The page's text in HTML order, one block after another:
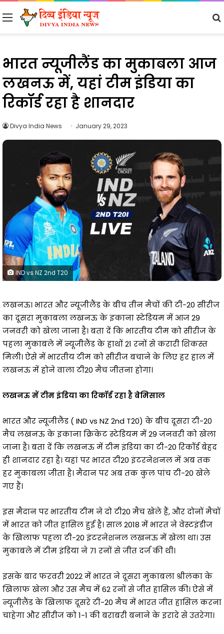
Menu
भारत न्यूजीलैंड का मुकाबला आज
लखनऊ में, यहां टीम इंडिया का
रिकॉर्ड रहा है शानदार
Divya India News January 29, 2023
IND vs NZ 2nd T20
लखनऊ। भारत और न्यूजीलैंड के बीच तीन मैचों की टी-20 सीरीज
का दूसरा मुकाबला लखनऊ के इकाना स्टेडियम में आज 29
जनवरी को खेला जाना है। बता दें कि भारतीय टीम को सीरीज के
पहला मुकाबले में न्यूजीलैंड के हाथों 21 रनों से करारी शिकस्त
मिली। ऐसे में भारतीय टीम को सीरीज बचाने के लिए हर हाल में
लखनऊ में होने वाला टी20 मैच जीतना होगा।
लखनऊ में टीम इंडिया का रिकॉर्ड रहा है बेमिसाल
भारत और न्यूजीलैंड ( IND vs NZ 2nd T20) के बीच दूसरा टी-20
मैच लखनऊ के इकाना क्रिकेट स्टेडियम में 29 जनवरी को खेला
जाना है। बता दें कि लखनऊ में टीम इंडिया का टी-20 रिकॉर्ड बेहद
ही शानदार रहा है। यहां पर भारत टी20 इंटरनेशनल में अब तक
हर मुकाबला जीता है। मैदान पर अब तक कुल पांच टी-20 खेले
गए हैं।
इस मैदान पर भारतीय टीम ने दो टी20 मैच खेले हैं, और दोनों मैचों
में भारत को जीत हासिल हुई है। साल 2018 में भारत ने वेस्टइंडीज
के खिलाफ पहला टी-20 इंटरनेशनल लखनऊ में खेला था। उस
मुकाबले में टीम इंडिया ने 71 रनों से जीत दर्ज की थी।
इसके बाद फरवरी 2022 में भारत ने दूसरा मुकाबला श्रीलंका के
खिलाफ खेला और उस मैच में 62 रनों से जीत हासिल की। ऐसे में
न्यूजीलैंड के खिलाफ दूसरे टी-20 मैच में भारत जीत हासिल करना
चाहेगा और सीरीज को 1-1 की बराबरी बनाने के इरादे से उतरेगा।